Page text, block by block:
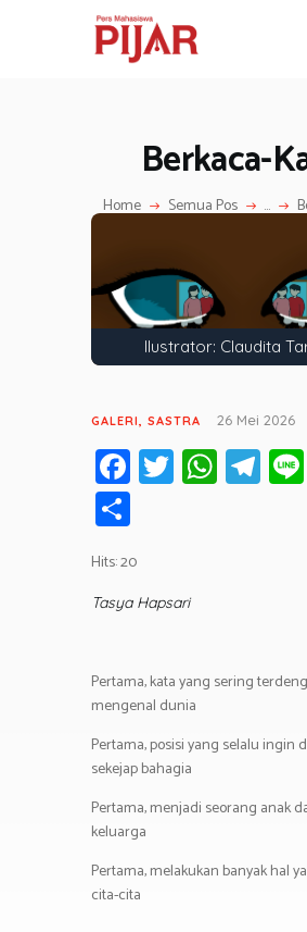
Berkaca-
Home Semua Pos ...
BERITA
ADVERTORIAL
SOSOK
HIBURAN
JALAN-JALAN
GAYA HIDUP
OLAHRAGA
Ilustrator: Claudita
GALERI, SASTRA 26 Mei 2026
Fa
ce
o
ok
T
wi
W
h
p
T
el
h
ar
e
Hits: 20
Tasya Hapsari
Pertama, kata yang sering
mengenal dunia
Pertama, posisi yang selalu ingin
sekejap bahagia
Pertama, menjadi seorang anak
keluarga
Pertama, melakukan banyak hal
cita-cita